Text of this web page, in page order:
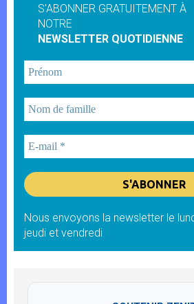
S'ABONNER GRATUITEMENT À
NOTRE
NEWSLETTER QUOTIDIENNE
Nous envoyons la newsletter le
jeudi et vendredi